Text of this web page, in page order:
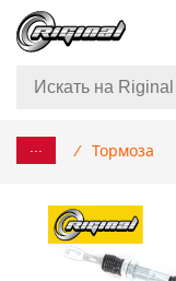
... / Тормоза